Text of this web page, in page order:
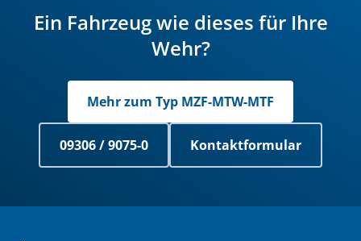
Ein Fahrzeug wie dieses für Ihre
Wehr?
Mehr zum Typ MZF-MTW-MTF
09306 / 9075-0 Kontaktformular